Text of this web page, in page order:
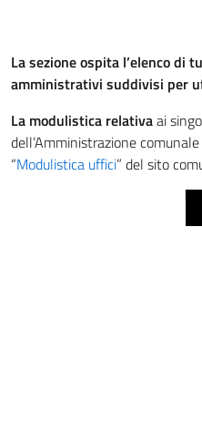
La sezione ospita l’elenco di
amministrativi suddivisi per
La modulistica relativaai
dell’Amministrazione
“Modulistica uffici” del sito